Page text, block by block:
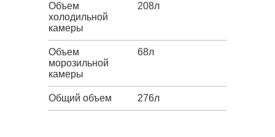
Объем
холодильной
камеры
208л
Объем
морозильной
камеры
68л
Общий объем 276л